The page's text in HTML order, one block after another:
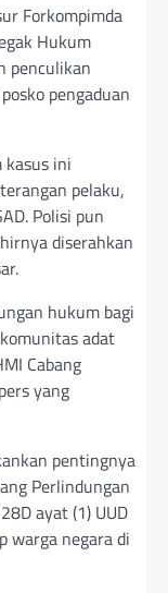
Forkompimda
Hukum
penculikan
pengaduan
kasus ini
pelaku,
Polisi pun
diserahkan
hukum bagi
adat
Cabang
yang
pentingnya
Perlindungan
ayat (1) UUD
warga negara di